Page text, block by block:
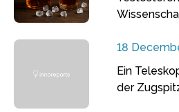
18
Ein
der